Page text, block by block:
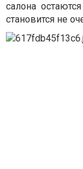
салона
становится не